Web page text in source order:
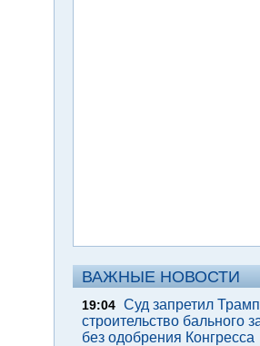
ВАЖНЫЕ НОВОСТИ
19:04 Суд запретил
строительство бального
без одобрения Конгресса